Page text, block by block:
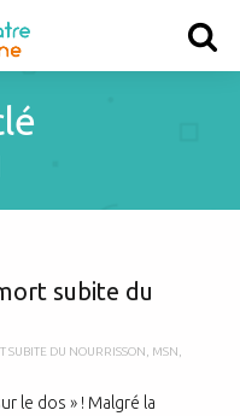
subite du
SUBITE DU NOURRISSON MSN
le dos » ! Malgré la